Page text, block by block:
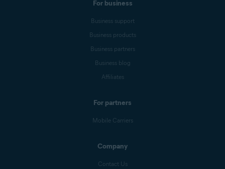
For business
Business support
Business products
Business partners
Business blog
Affiliates
For partners
Mobile Carriers
Company
Contact Us